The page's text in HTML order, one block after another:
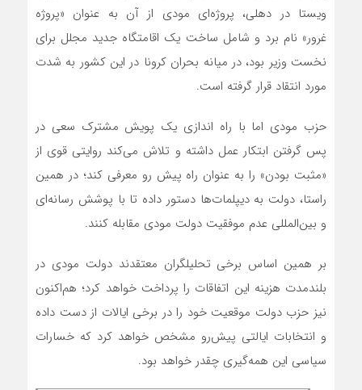
ویستا در دهلی، پروژه‌ای مودی از آن به عنوان «پروژه
غرور» نام برد و شامل ساخت یک اقامتگاه جدید مجلل برای
نخست وزیر بود، در میانه بحران کرونا در این کشور به شدت
مورد انتقاد قرار گرفته است.
حزب مودی اما با راه اندازی یک پویش مشترک سعی در
پس گرفتن ابتکار عمل داشته و تلاش می‌کند روایتی قوی از
«مثبت بودن» را به عنوان راه پیش رو معرفی کند؛ در همین
راستا، دولت به دیپلمات‌ها دستور داده تا با پوشش رسانه‌ای
و بین‌المللی عدم موفقیت دولت مودی مقابله کنند.
بر همین اساس برخی تحلیلگران معتقدند دولت مودی در
بلندمدت هزینه این اتفاقات را پرداخت خواهد کرد؛ هم‌اکنون
نیز حزب دولت موقعیت خود را در برخی ایالات از دست داده
و انتخابات ایالتی پیش‌رو مشخص خواهد کرد که خسارات
سیاسی این همه‌گیری چقدر خواهد بود.